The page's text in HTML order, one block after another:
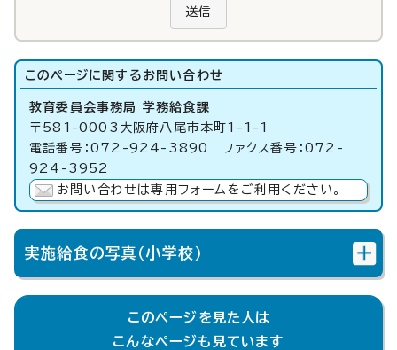
送信
このページに関する お問い合わせ
教育委員会事務局 学務給食課
〒581-0003大阪府八尾市本町1-1-1
電話番号：072-924-3890 ファクス番号：072-
924-3952
お問い合わせは専用フォームをご利用ください。
実施給食の写真（小学校）
このページを見た人は
こんなページも見ています